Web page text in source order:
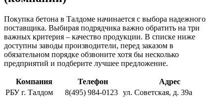
Покупка бетона в Талдоме начинается с выбора надежного
поставщика. Выбирая подрядчика важно обратить на три
важных критерия – качество продукции. В списке ниже
доступны заводы производители, перед заказом в
обязательном порядке обзвоните хотя бы несколько
предприятий и подберите лучшее предложение.
Компания Телефон
Адрес
РБУ г. Талдом
8(495) 984-0123 ул. Советская, д. 39а